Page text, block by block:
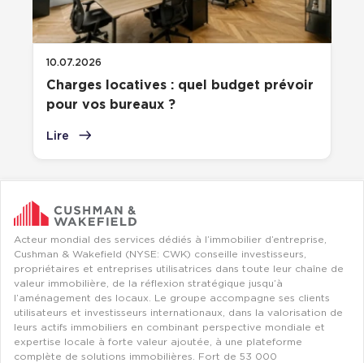
10.07.2026
Charges locatives : quel budget prévoir
pour vos bureaux ?
Lire
Acteur mondial des services dédiés à l’immobilier d’entreprise,
Cushman & Wakefield (NYSE: CWK) conseille investisseurs,
propriétaires et entreprises utilisatrices dans toute leur chaîne de
valeur immobilière, de la réflexion stratégique jusqu’à
l’aménagement des locaux. Le groupe accompagne ses clients
utilisateurs et investisseurs internationaux, dans la valorisation de
leurs actifs immobiliers en combinant perspective mondiale et
expertise locale à forte valeur ajoutée, à une plateforme
complète de solutions immobilières. Fort de 53 000